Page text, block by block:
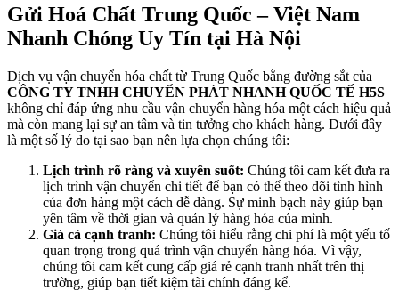
Gửi Hoá Chất Trung Quốc – Việt Nam
Nhanh Chóng Uy Tín tại Hà Nội
Dịch vụ vận chuyển hóa chất từ Trung Quốc bằng đường sắt của
CÔNG TY TNHH CHUYỂN PHÁT NHANH QUỐC TẾ H5S
không chỉ đáp ứng nhu cầu vận chuyển hàng hóa một cách hiệu quả
mà còn mang lại sự an tâm và tin tưởng cho khách hàng. Dưới đây
là một số lý do tại sao bạn nên lựa chọn chúng tôi:
Lịch trình rõ ràng và xuyên suốt: Chúng tôi cam kết đưa ra
lịch trình vận chuyển chi tiết để bạn có thể theo dõi tình hình
của đơn hàng một cách dễ dàng. Sự minh bạch này giúp bạn
yên tâm về thời gian và quản lý hàng hóa của mình.
Giá cả cạnh tranh: Chúng tôi hiểu rằng chi phí là một yếu tố
quan trọng trong quá trình vận chuyển hàng hóa. Vì vậy,
chúng tôi cam kết cung cấp giá rẻ cạnh tranh nhất trên thị
trường, giúp bạn tiết kiệm tài chính đáng kể.